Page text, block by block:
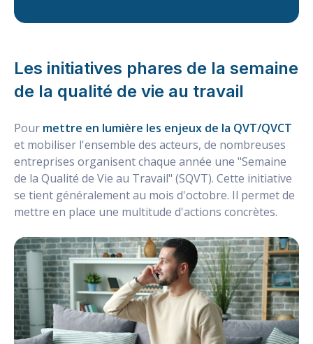
Les initiatives phares de la semaine
de la qualité de vie au travail
Pour mettre en lumière les enjeux de la QVT/QVCT
et mobiliser l'ensemble des acteurs, de nombreuses
entreprises organisent chaque année une "Semaine
de la Qualité de Vie au Travail" (SQVT). Cette initiative
se tient généralement au mois d'octobre. Il permet de
mettre en place une multitude d'actions concrètes.